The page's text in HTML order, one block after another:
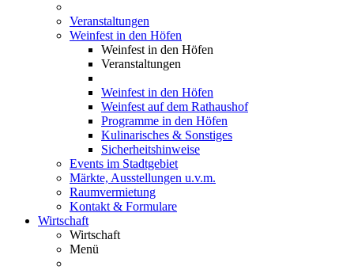
Veranstaltungen
Weinfest in den Höfen
Weinfest in den Höfen
Veranstaltungen
Weinfest in den Höfen
Weinfest auf dem Rathaushof
Programme in den Höfen
Kulinarisches & Sonstiges
Sicherheitshinweise
Events im Stadtgebiet
Märkte, Ausstellungen u.v.m.
Raumvermietung
Kontakt & Formulare
Wirtschaft
Wirtschaft
Menü